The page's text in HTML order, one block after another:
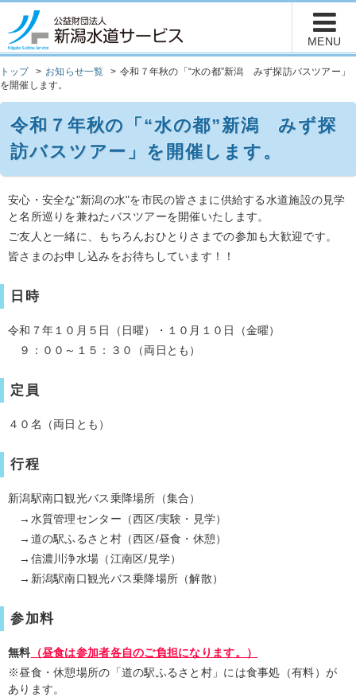
トップ お知らせ一覧
令和７年秋の「“水の都”新潟 みず探訪バスツアー」
を開催します。
令和７年秋の「“水の都”新潟 みず探
訪バスツアー」を開催します。
安心・安全な"新潟の水"を市民の皆さまに供給する水道施設の見学
と名所巡りを兼ねたバスツアーを開催いたします。
ご友人と一緒に、もちろんおひとりさまでの参加も大歓迎です。
皆さまのお申し込みをお待ちしています！！
日時
令和７年１０月５日（日曜）・１０月１０日（金曜）
９：００～１５：３０（両日とも）
定員
４０名（両日とも）
行程
新潟駅南口観光バス乗降場所（集合）
→水質管理センター（西区/実験・見学）
→道の駅ふるさと村（西区/昼食・休憩）
→信濃川浄水場（江南区/見学）
→新潟駅南口観光バス乗降場所（解散）
参加料
無料 （昼食は参加者各自のご負担になります。）
※昼食・休憩場所の「道の駅ふるさと村」には食事処（有料）が
あります。